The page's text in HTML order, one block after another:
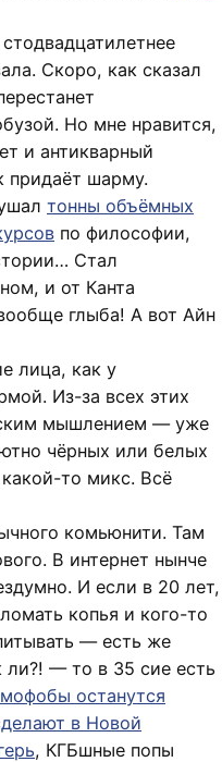
Скоро, как сказал
Но мне нравится,
и антикварный
придаёт шарму.
тонны объёмных
по философии,
Стал
и от Канта
глыба! А вот Айн
лица, как у
Из-за всех этих
мышлением — уже
чёрных или белых
то микс. Всё
комьюнити. Там
В интернет нынче
И если в 20 лет,
копья и кого-то
— есть же
— то в 35 сие есть
останутся
в Новой
, КГБшные попы